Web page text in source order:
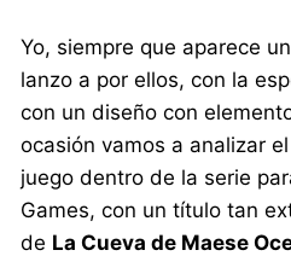
Yo, siempre que aparece
lanzo a por ellos, con la
con un diseño con
ocasión vamos a analizar
juego dentro de la serie
Games, con un título tan
de La Cueva de Maese